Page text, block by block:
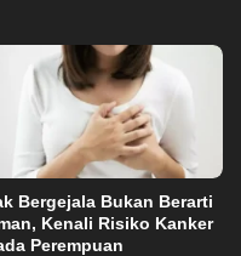
Bergejala Bukan Berarti
Kenali Risiko Kanker
Perempuan